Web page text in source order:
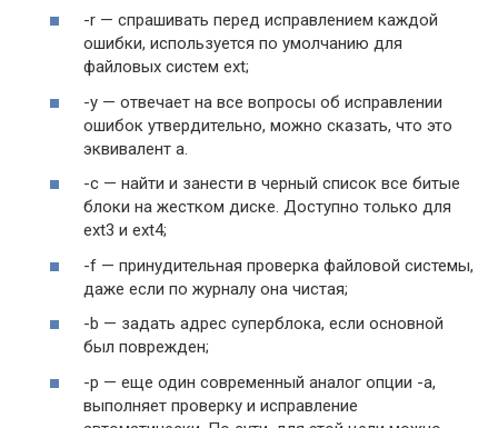
-r — спрашивать перед исправлением каждой
ошибки, используется по умолчанию для
файловых систем ext;
-y — отвечает на все вопросы об исправлении
ошибок утвердительно, можно сказать, что это
эквивалент a.
-c — найти и занести в черный список все битые
блоки на жестком диске. Доступно только для
ext3 и ext4;
-f — принудительная проверка файловой системы,
даже если по журналу она чистая;
-b — задать адрес суперблока, если основной
был поврежден;
-p — еще один современный аналог опции -a,
выполняет проверку и исправление